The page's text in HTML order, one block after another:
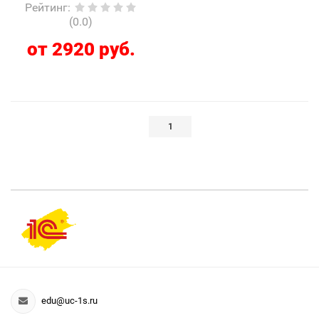
Рейтинг:
(0.0)
от 2920 руб.
1
edu@uc-1s.ru